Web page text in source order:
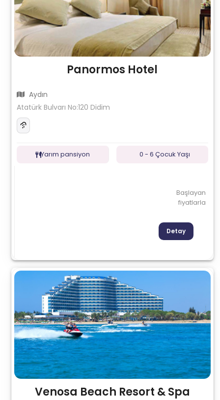
Panormos Hotel
Aydın
Atatürk Bulvarı No:120 Didim
Yarım pansiyon 0 - 6 Çocuk Yaşı
Başlayan
fiyatlarla
Detay
Venosa Beach Resort & Spa